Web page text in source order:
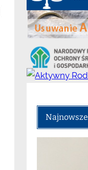
Najnowsze